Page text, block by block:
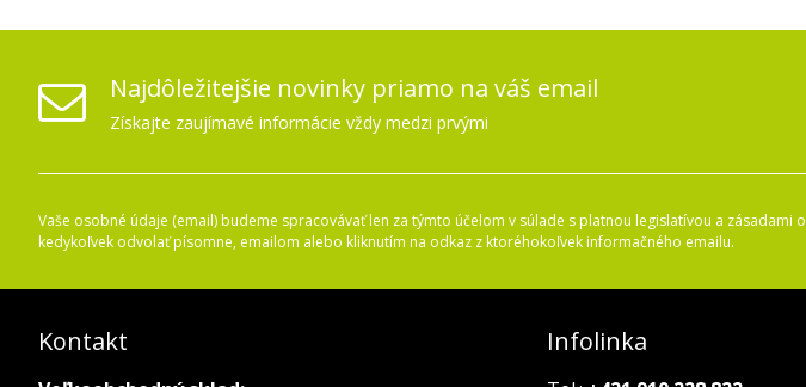
Najdôležitejšie novinky priamo na váš email
Získajte zaujímavé informácie vždy medzi prvými
Vaše osobné údaje (email) budeme spracovávať len za týmto účelom v súlade s platnou legislatívou a
kedykoľvek odvolať písomne, emailom alebo kliknutím na odkaz z ktoréhokoľvek informačného emailu.
Kontakt Infolinka